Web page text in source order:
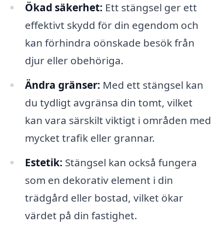
Ökad säkerhet: Ett stängsel ger ett
effektivt skydd för din egendom och
kan förhindra oönskade besök från
djur eller obehöriga.
Ändra gränser: Med ett stängsel kan
du tydligt avgränsa din tomt, vilket
kan vara särskilt viktigt i områden med
mycket trafik eller grannar.
Estetik: Stängsel kan också fungera
som en dekorativ element i din
trädgård eller bostad, vilket ökar
värdet på din fastighet.